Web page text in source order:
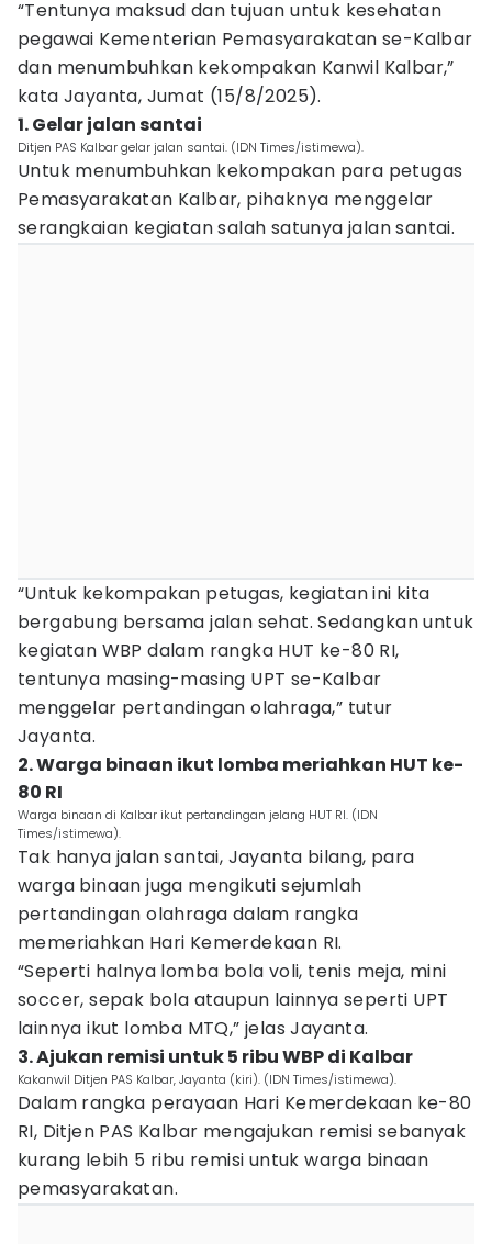
“Tentunya maksud dan tujuan untuk kesehatan
pegawai Kementerian Pemasyarakatan se-Kalbar
dan menumbuhkan kekompakan Kanwil Kalbar,”
kata Jayanta, Jumat (15/8/2025).
1. Gelar jalan santai
Ditjen PAS Kalbar gelar jalan santai. (IDN Times/istimewa).
Untuk menumbuhkan kekompakan para petugas
Pemasyarakatan Kalbar, pihaknya menggelar
serangkaian kegiatan salah satunya jalan santai.
“Untuk kekompakan petugas, kegiatan ini kita
bergabung bersama jalan sehat. Sedangkan untuk
kegiatan WBP dalam rangka HUT ke-80 RI,
tentunya masing-masing UPT se-Kalbar
menggelar pertandingan olahraga,” tutur
Jayanta.
2. Warga binaan ikut lomba meriahkan HUT ke-
80 RI
Warga binaan di Kalbar ikut pertandingan jelang HUT RI. (IDN
Times/istimewa).
Tak hanya jalan santai, Jayanta bilang, para
warga binaan juga mengikuti sejumlah
pertandingan olahraga dalam rangka
memeriahkan Hari Kemerdekaan RI.
“Seperti halnya lomba bola voli, tenis meja, mini
soccer, sepak bola ataupun lainnya seperti UPT
lainnya ikut lomba MTQ,” jelas Jayanta.
3. Ajukan remisi untuk 5 ribu WBP di Kalbar
Kakanwil Ditjen PAS Kalbar, Jayanta (kiri). (IDN Times/istimewa).
Dalam rangka perayaan Hari Kemerdekaan ke-80
RI, Ditjen PAS Kalbar mengajukan remisi sebanyak
kurang lebih 5 ribu remisi untuk warga binaan
pemasyarakatan.